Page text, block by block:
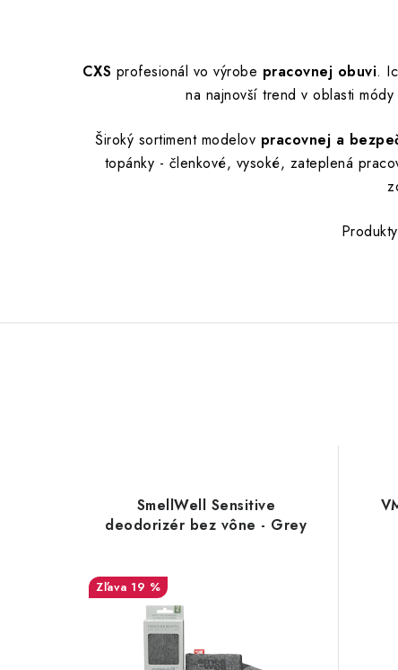
CXS profesionál vo výrobe pracovnej obuvi.
na najnovší trend v oblasti
Široký sortiment modelov pracovnej a
topánky - členkové, vysoké, zateplená
SmellWell Sensitive
deodorizér bez vône - Grey
19 %